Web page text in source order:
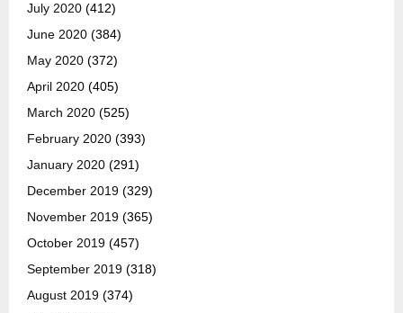
July 2020 (412)
June 2020 (384)
May 2020 (372)
April 2020 (405)
March 2020 (525)
February 2020 (393)
January 2020 (291)
December 2019 (329)
November 2019 (365)
October 2019 (457)
September 2019 (318)
August 2019 (374)